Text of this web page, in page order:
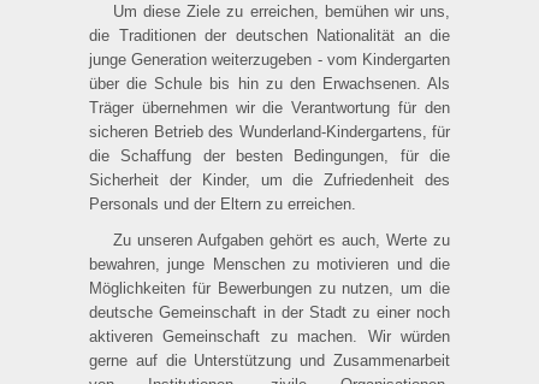
Um diese Ziele zu erreichen, bemühen wir uns,
die Traditionen der deutschen Nationalität an die
junge Generation weiterzugeben - vom Kindergarten
über die Schule bis hin zu den Erwachsenen. Als
Träger übernehmen wir die Verantwortung für den
sicheren Betrieb des Wunderland-Kindergartens, für
die Schaffung der besten Bedingungen, für die
Sicherheit der Kinder, um die Zufriedenheit des
Personals und der Eltern zu erreichen.
Zu unseren Aufgaben gehört es auch, Werte zu
bewahren, junge Menschen zu motivieren und die
Möglichkeiten für Bewerbungen zu nutzen, um die
deutsche Gemeinschaft in der Stadt zu einer noch
aktiveren Gemeinschaft zu machen. Wir würden
gerne auf die Unterstützung und Zusammenarbeit